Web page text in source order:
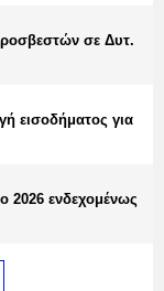
σε Δυτ.
εισοδήματος για
2026 ενδεχομένως